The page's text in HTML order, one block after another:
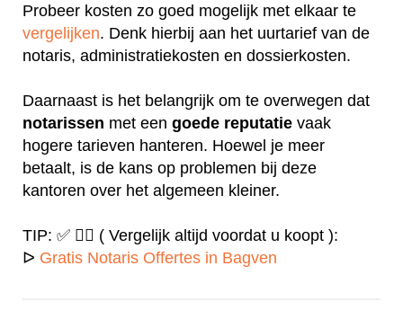
Probeer kosten zo goed mogelijk met elkaar te
vergelijken. Denk hierbij aan het uurtarief van de
notaris, administratiekosten en dossierkosten.
Daarnaast is het belangrijk om te overwegen dat
notarissen met een goede reputatie vaak
hogere tarieven hanteren. Hoewel je meer
betaalt, is de kans op problemen bij deze
kantoren over het algemeen kleiner.
TIP: ✅ ✍🏻 ( Vergelijk altijd voordat u koopt ):
ᐅ Gratis Notaris Offertes in Bagven